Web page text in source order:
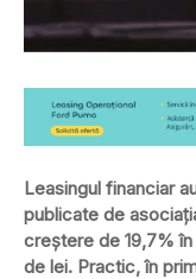
Leasingul financiar
publicate de
creștere de 19,7%
de lei. Practic, în